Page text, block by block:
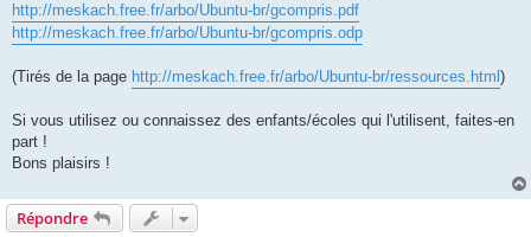
http://meskach.free.fr/arbo/Ubuntu-br/gcompris.pdf
http://meskach.free.fr/arbo/Ubuntu-br/gcompris.odp
(Tirés de la page http://meskach.free.fr/arbo/Ubuntu-br/ressources.html )
Si vous utilisez ou connaissez des enfants/écoles qui l'utilisent, faites-en
part !
Bons plaisirs !
Répondre